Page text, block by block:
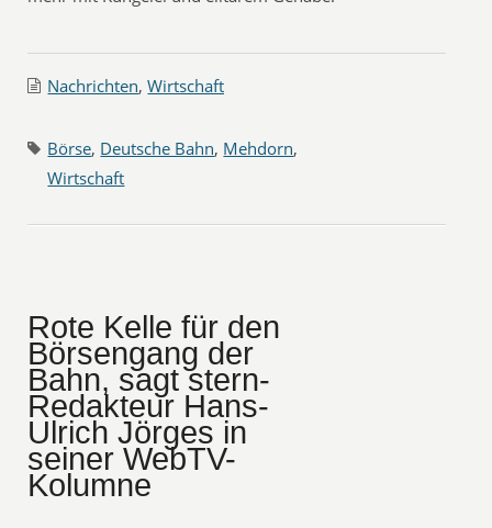
Nachrichten,Wirtschaft
Börse, Deutsche Bahn, Mehdorn,
Wirtschaft
Rote Kelle für den
Börsengang der
Bahn, sagt stern-
Redakteur Hans-
Ulrich Jörges in
seiner WebTV-
Kolumne